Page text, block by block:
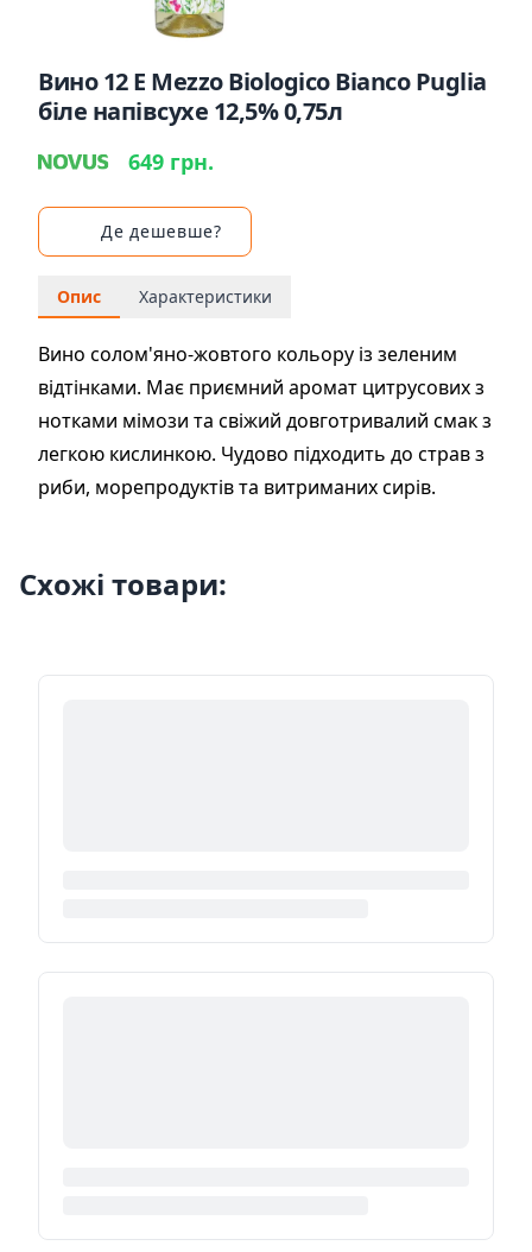
Вино 12 E Mezzo Biologico Bianco Puglia
біле напівсухе 12,5% 0,75л
649 грн.
Де дешевше?
Опис Характеристики
Вино солом'яно-жовтого кольору із зеленим
відтінками. Має приємний аромат цитрусових з
нотками мімози та свіжий довготривалий смак з
легкою кислинкою. Чудово підходить до страв з
риби, морепродуктів та витриманих сирів.
Схожі товари: